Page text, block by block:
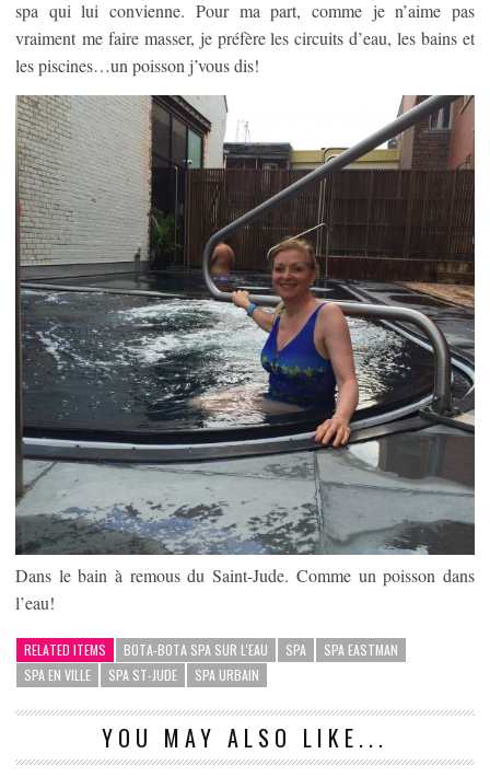
spa qui lui convienne. Pour ma part, comme je n’aime pas
vraiment me faire masser, je préfère les circuits d’eau, les bains et
les piscines…un poisson j’vous dis!
Dans le bain à remous du Saint-Jude. Comme un poisson dans
l’eau!
RELATED ITEMS BOTA-BOTA SPA SUR L'EAU SPA
SPA EASTMAN
SPA EN VILLE
SPA ST-JUDE SPA URBAIN
YOU MAY ALSO LIKE...